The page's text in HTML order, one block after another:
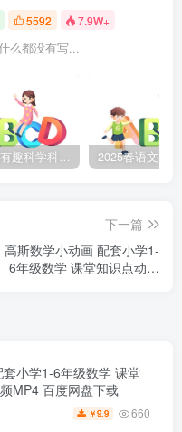
5592 7.9W+
么都没有写...
宝藏级超有趣科学科普动画《土豆逗严肃科普》第二季 百度网盘下载
下一篇
高斯数学小动画 配套小学1-
6年级数学 课堂知识点动画
小学1-6年级数学 课堂
MP4 百度网盘下载
￥9.9 660